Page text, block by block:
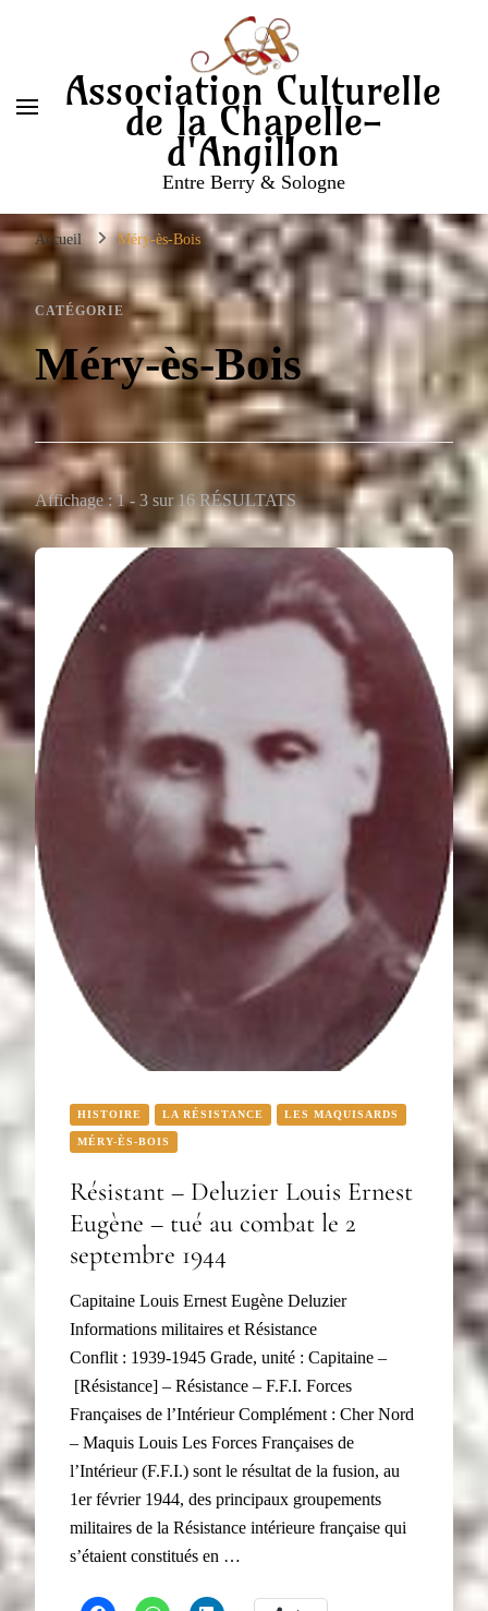
Association Culturelle
de la Chapelle-
d'Angillon
Entre Berry & Sologne
Accueil Méry-ès-Bois
CATÉGORIE
Méry-ès-Bois
Affichage : 1 - 3 sur 16 RÉSULTATS
HISTOIRE LA RÉSISTANCE LES MAQUISARDS
MÉRY-ÈS-BOIS
Résistant – Deluzier Louis Ernest
Eugène – tué au combat le 2
septembre 1944
Capitaine Louis Ernest Eugène Deluzier
Informations militaires et Résistance
Conflit : 1939-1945 Grade, unité : Capitaine –
[Résistance] – Résistance – F.F.I. Forces
Françaises de l’Intérieur Complément : Cher Nord
– Maquis Louis Les Forces Françaises de
l’Intérieur (F.F.I.) sont le résultat de la fusion, au
1er février 1944, des principaux groupements
militaires de la Résistance intérieure française qui
s’étaient constitués en …